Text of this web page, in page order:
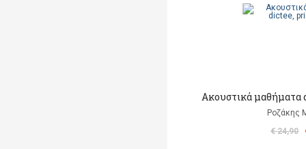
Ακουστικά
Ροζάκης
€ 24,90